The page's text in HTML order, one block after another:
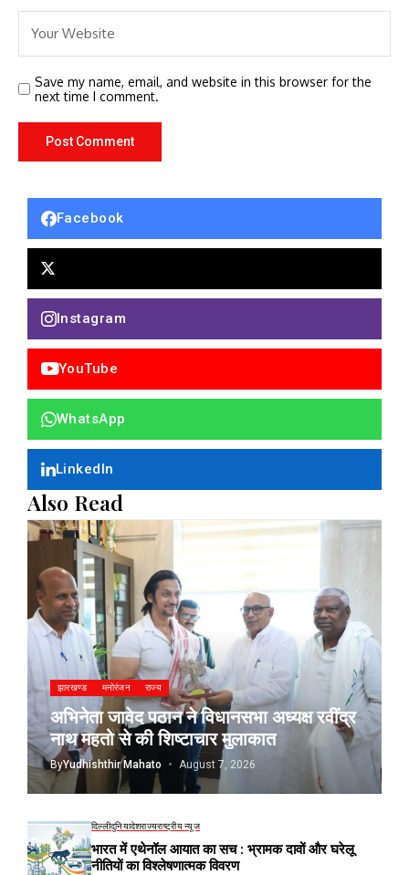
Save my name, email, and website in this browser for the
next time I comment.
Facebook
Instagram
YouTube
WhatsApp
LinkedIn
Also Read
झारखण्ड मनोरंजन राज्य
अभिनेता जावेद पठान ने विधानसभा अध्यक्ष रवींद्र
नाथ महतो से की शिष्टाचार मुलाकात
ByYudhishthir Mahato August 7, 2026
दिल्लीदुनियादेशराज्यराष्ट्रीय न्यूज
भारत में एथेनॉल आयात का सच : भ्रामक दावों और घरेलू
नीतियों का विश्लेषणात्मक विवरण